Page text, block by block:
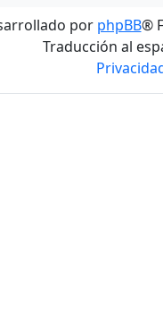
por phpBB®
Traducción al